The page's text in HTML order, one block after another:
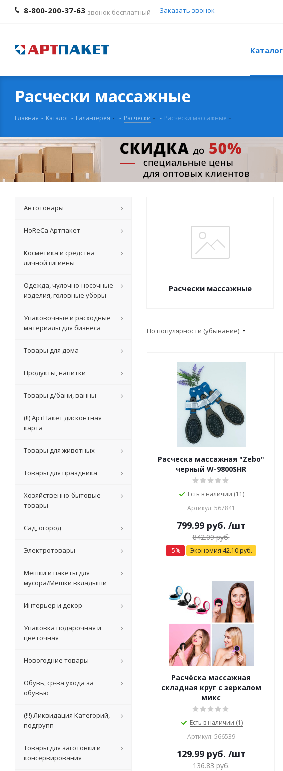
8-800-200-37-63 звонок бесплатный Заказать звонок
Каталог
Расчески массажные
Главная - Каталог - Галантерея - Расчески - Расчески массажные
Расчески массажные
По популярности (убывание)
Расческа массажная "Zebo"
черный W-9800SHR
Есть в наличии (11)
Артикул: 567841
799.99руб. /шт
842.09руб.
-5% Экономия 42.10 руб.
Расчёска массажная
складная круг с зеркалом
микс
Есть в наличии (1)
Артикул: 566539
129.99руб. /шт
136.83руб.
Автотовары
HoReCa Артпакет
Косметика и средства
личной гигиены
Одежда, чулочно-носочные
изделия, головные уборы
Упаковочные и расходные
материалы для бизнеса
Товары для дома
Продукты, напитки
Товары д/бани, ванны
(!!) АртПакет дисконтная
карта
Товары для животных
Товары для праздника
Хозяйственно-бытовые
товары
Сад, огород
Электротовары
Мешки и пакеты для
мусора/Мешки вкладыши
Интерьер и декор
Упаковка подарочная и
цветочная
Новогодние товары
Обувь, ср-ва ухода за
обувью
(!!!) Ликвидация Категорий,
подгрупп
Товары для заготовки и
консервирования